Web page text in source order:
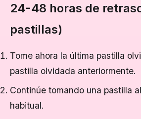
24-48 horas de
pastillas)
Tome ahora la última pastilla
pastilla olvidada anteriormente.
Continúe tomando una pastilla
habitual.